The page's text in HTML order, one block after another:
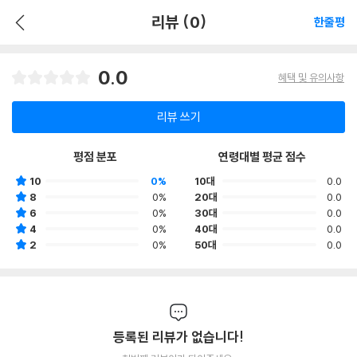
리뷰 (0) 한줄평
0.0 혜택 및 유의사항
리뷰 쓰기
평점 분포
10
0%
8
0%
6
0%
4
0%
2
0%
연령대별 평균 점수
10대
0.0
20대
0.0
30대
0.0
40대
0.0
50대
0.0
등록된 리뷰가 없습니다!